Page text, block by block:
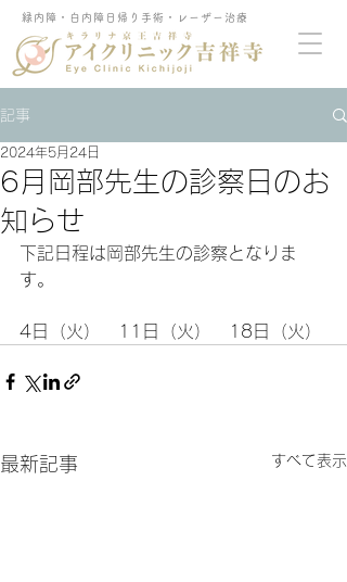
緑内障・白内障日帰り手術・レーザー治療
記事
6月岡部先生の診察日のお
知らせ
2024年5月24日
下記日程は岡部先生の診察となりま
す。
4日（火）　11日（火）　18日（火）
最新記事 すべて表示